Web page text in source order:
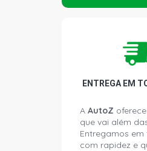
ENTREGA EM
A AutoZ
que vai além
Entregamos em
com rapidez e